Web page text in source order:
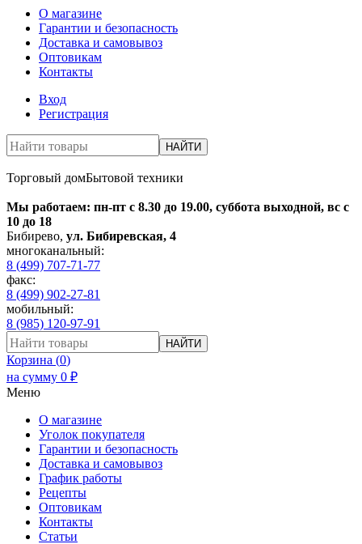
О магазине
Гарантии и безопасность
Доставка и самовывоз
Оптовикам
Контакты
Вход
Регистрация
НАЙТИ
Торговый домБытовой техники
Мы работаем: пн-пт с 8.30 до 19.00, суббота выходной, вс с
10 до 18
Бибирево, ул. Бибиревская, 4
многоканальный:
8 (499) 707-71-77
факс:
8 (499) 902-27-81
мобильный:
8 (985) 120-97-91
НАЙТИ
Корзина (0)
на сумму 0 ₽
Меню
О магазине
Уголок покупателя
Гарантии и безопасность
Доставка и самовывоз
График работы
Рецепты
Оптовикам
Контакты
Статьи